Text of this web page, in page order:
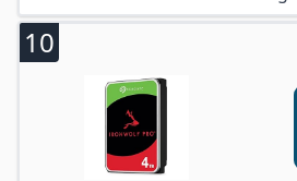
Typ: HDD
10